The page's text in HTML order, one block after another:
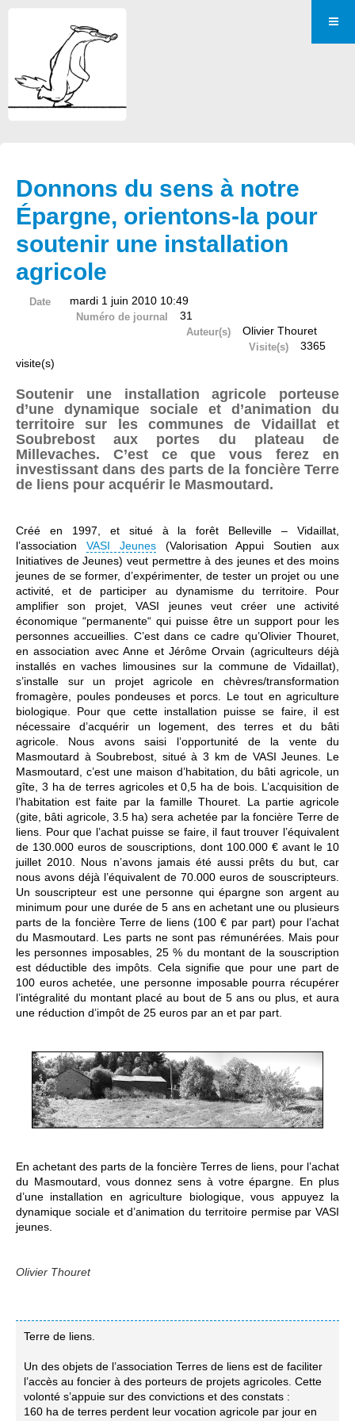
Donnons du sens à notre
Épargne, orientons-la pour
soutenir une installation
agricole
Date mardi 1 juin 2010 10:49
Numéro de journal 31
Auteur(s) Olivier Thouret
Visite(s)
3365
visite(s)
Soutenir une installation agricole porteuse
d’une dynamique sociale et d’animation du
territoire sur les communes de Vidaillat et
Soubrebost aux portes du plateau de
Millevaches. C’est ce que vous ferez en
investissant dans des parts de la foncière Terre
de liens pour acquérir le Masmoutard.
Créé en 1997, et situé à la forêt Belleville – Vidaillat,
l’association VASI Jeunes(Valorisation Appui Soutien aux
Initiatives de Jeunes) veut permettre à des jeunes et des moins
jeunes de se former, d’expérimenter, de tester un projet ou une
activité, et de participer au dynamisme du territoire. Pour
amplifier son projet, VASI jeunes veut créer une activité
économique “permanente“ qui puisse être un support pour les
personnes accueillies. C’est dans ce cadre qu’Olivier Thouret,
en association avec Anne et Jérôme Orvain (agriculteurs déjà
installés en vaches limousines sur la commune de Vidaillat),
s’installe sur un projet agricole en chèvres/transformation
fromagère, poules pondeuses et porcs. Le tout en agriculture
biologique. Pour que cette installation puisse se faire, il est
nécessaire d’acquérir un logement, des terres et du bâti
agricole. Nous avons saisi l’opportunité de la vente du
Masmoutard à Soubrebost, situé à 3 km de VASI Jeunes. Le
Masmoutard, c’est une maison d’habitation, du bâti agricole, un
gîte, 3 ha de terres agricoles et 0,5 ha de bois. L’acquisition de
l’habitation est faite par la famille Thouret. La partie agricole
(gite, bâti agricole, 3.5 ha) sera achetée par la foncière Terre de
liens. Pour que l’achat puisse se faire, il faut trouver l’équivalent
de 130.000 euros de souscriptions, dont 100.000 € avant le 10
juillet 2010. Nous n’avons jamais été aussi prêts du but, car
nous avons déjà l’équivalent de 70.000 euros de souscripteurs.
Un souscripteur est une personne qui épargne son argent au
minimum pour une durée de 5 ans en achetant une ou plusieurs
parts de la foncière Terre de liens (100 € par part) pour l’achat
du Masmoutard. Les parts ne sont pas rémunérées. Mais pour
les personnes imposables, 25 % du montant de la souscription
est déductible des impôts. Cela signifie que pour une part de
100 euros achetée, une personne imposable pourra récupérer
l’intégralité du montant placé au bout de 5 ans ou plus, et aura
une réduction d’impôt de 25 euros par an et par part.
En achetant des parts de la foncière Terres de liens, pour l’achat
du Masmoutard, vous donnez sens à votre épargne. En plus
d’une installation en agriculture biologique, vous appuyez la
dynamique sociale et d’animation du territoire permise par VASI
jeunes.
Olivier Thouret
Terre de liens.
Un des objets de l’association Terres de liens est de faciliter
l’accès au foncier à des porteurs de projets agricoles. Cette
volonté s’appuie sur des convictions et des constats :
160 ha de terres perdent leur vocation agricole par jour en